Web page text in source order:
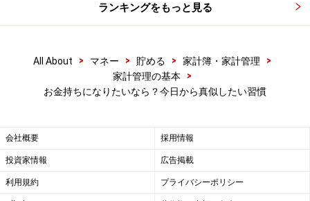
ランキングをもっと見る
All About > マネー > 貯める > 家計簿・家計管理
>
家計管理の基本
>
お金持ちになりたいなら？今日から真似したい習慣
会社概要 採用情報
投資家情報 広告掲載
利用規約 プライバシーポリシー